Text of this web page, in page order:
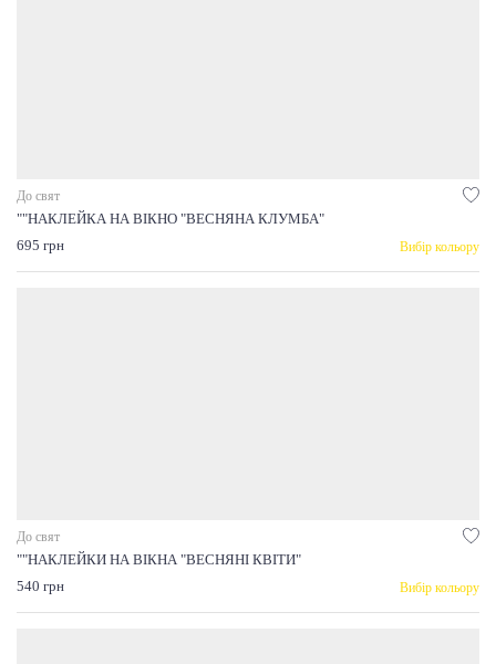
До свят
""НАКЛЕЙКА НА ВІКНО "ВЕСНЯНА КЛУМБА"
695 грн
Вибір кольору
До свят
""НАКЛЕЙКИ НА ВІКНА "ВЕСНЯНІ КВІТИ"
540 грн
Вибір кольору